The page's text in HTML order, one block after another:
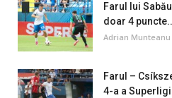
Farul lui
doar 4
Adrian Munteanu
Farul –
4-a a